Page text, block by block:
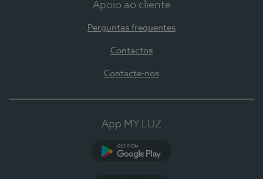
Apoio ao cliente
Perguntas frequentes
Contactos
Contacte-nos
App MY LUZ